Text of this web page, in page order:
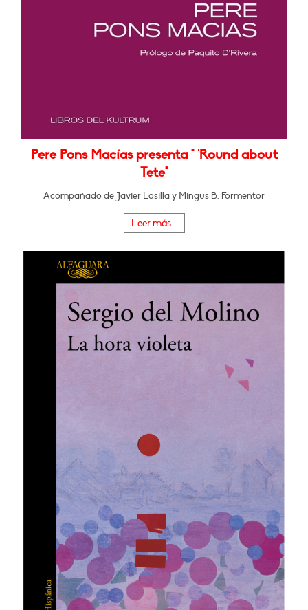
Pere Pons Macías presenta " 'Round about
Tete"
Acompañado de Javier Losilla y Mingus B. Formentor
Leer más...